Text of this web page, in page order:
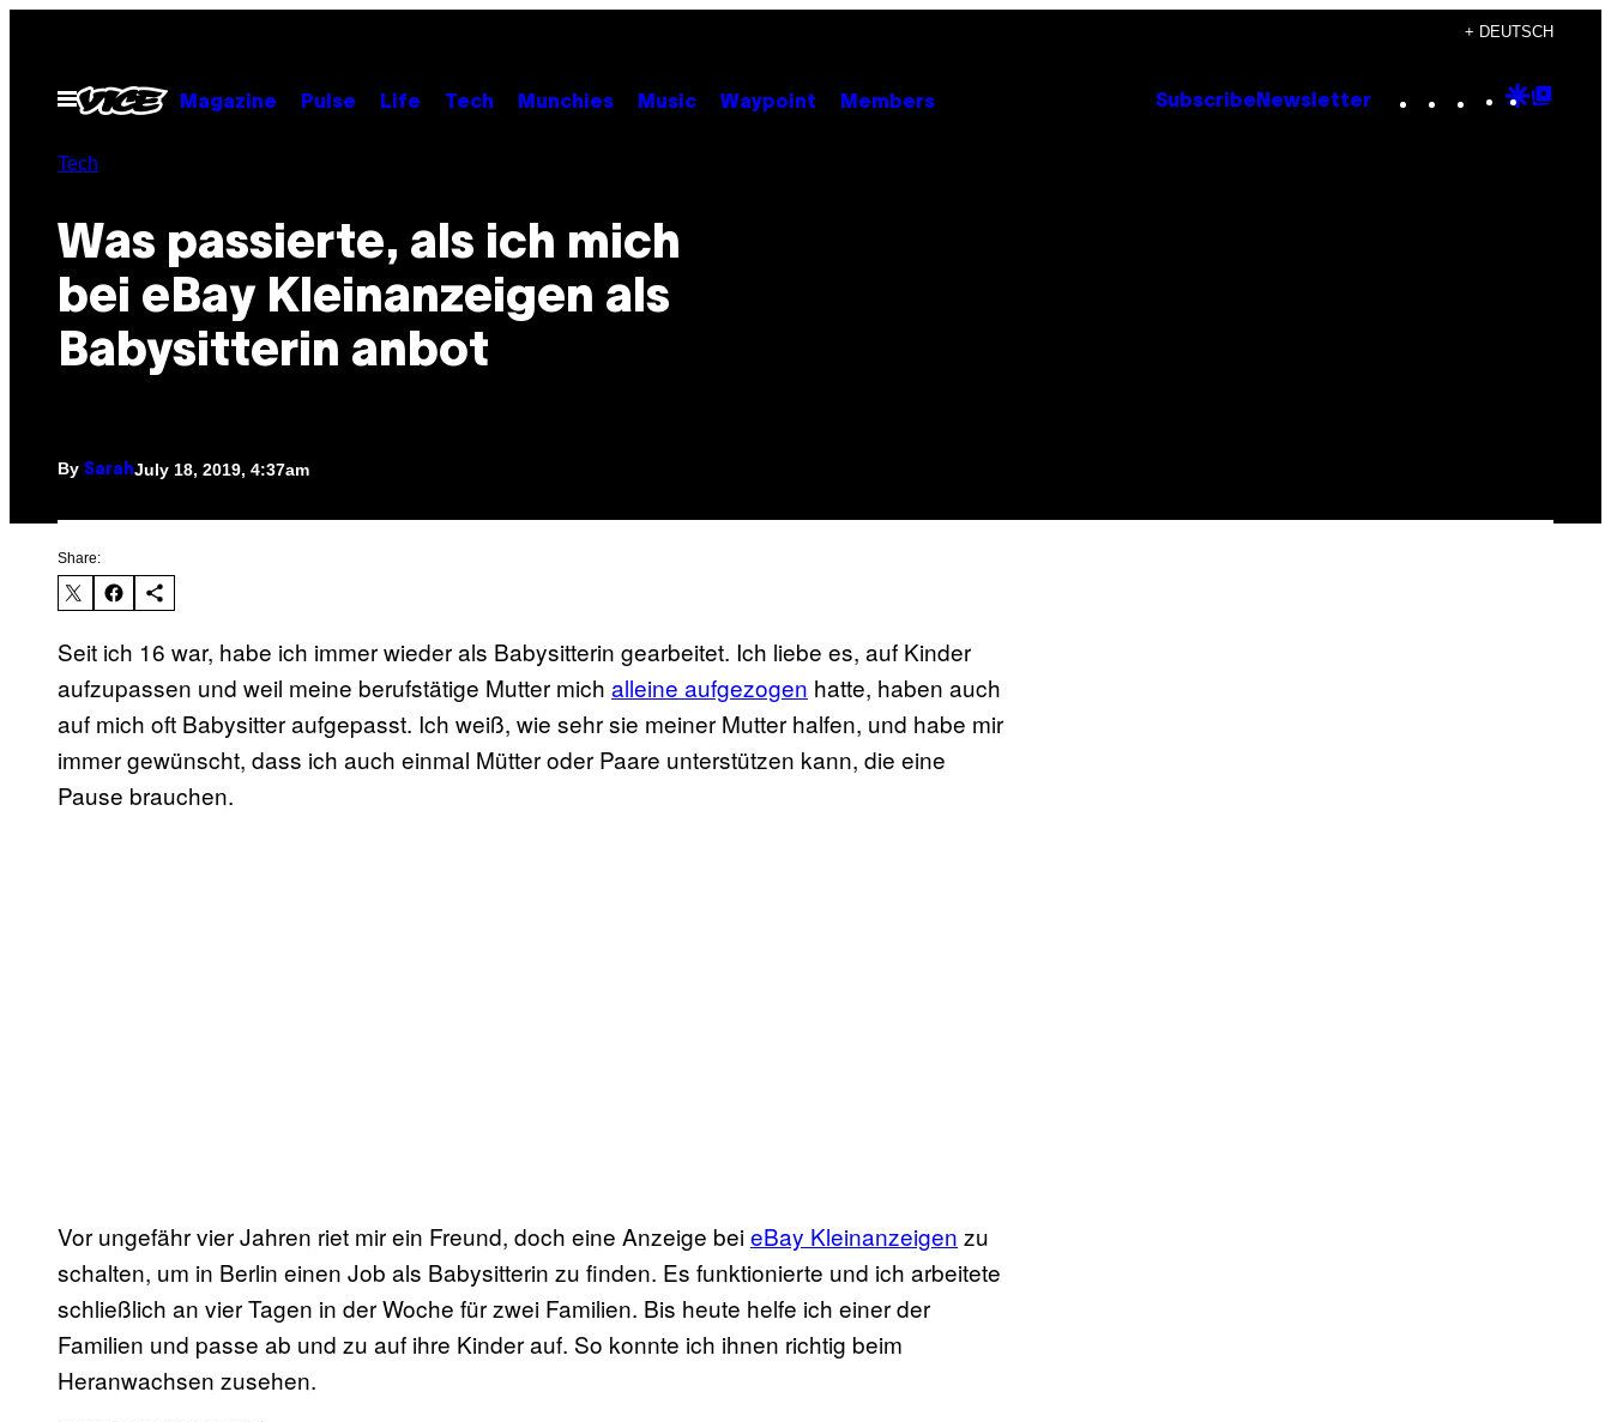
content
+ DEUTSCH
Open
Menu
Magazine Pulse Life Tech Munchies Music Waypoint Members Subscribe Newsletter Instagram
TikTok
YouTube
Google
Tech
Was passierte, als ich mich
bei eBay Kleinanzeigen als
Babysitterin anbot
By SarahJuly 18, 2019, 4:37am
Share:
Seit ich 16 war, habe ich immer wieder als Babysitterin gearbeitet. Ich liebe es, auf Kinder
aufzupassen und weil meine berufstätige Mutter mich alleine aufgezogen hatte, haben auch
auf mich oft Babysitter aufgepasst. Ich weiß, wie sehr sie meiner Mutter halfen, und habe mir
immer gewünscht, dass ich auch einmal Mütter oder Paare unterstützen kann, die eine
Pause brauchen.
Vor ungefähr vier Jahren riet mir ein Freund, doch eine Anzeige beieBay Kleinanzeigen zu
schalten, um in Berlin einen Job als Babysitterin zu finden. Es funktionierte und ich arbeitete
schließlich an vier Tagen in der Woche für zwei Familien. Bis heute helfe ich einer der
Familien und passe ab und zu auf ihre Kinder auf. So konnte ich ihnen richtig beim
Heranwachsen zusehen.